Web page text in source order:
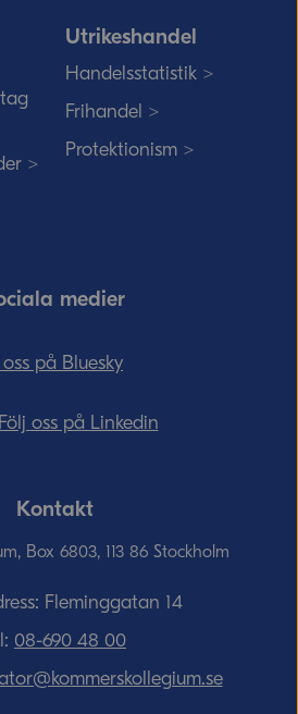
>
Utrikeshandel
Handelsstatistik >
Frihandel >
Protektionism >
medier
oss på Bluesky
Följ oss på Linkedin
Kontakt
Box 6803, 113 86 Stockholm
Fleminggatan 14
08-690­ 48­ 00